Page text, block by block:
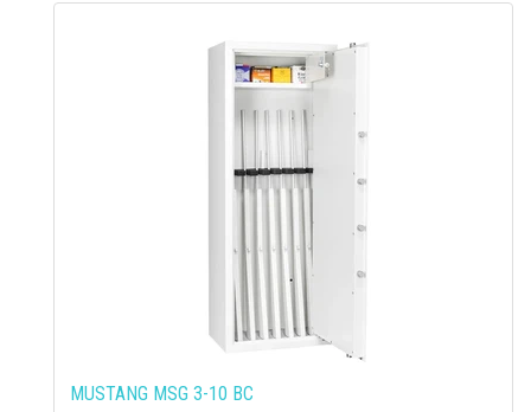
MUSTANG MSG 3-10 BC